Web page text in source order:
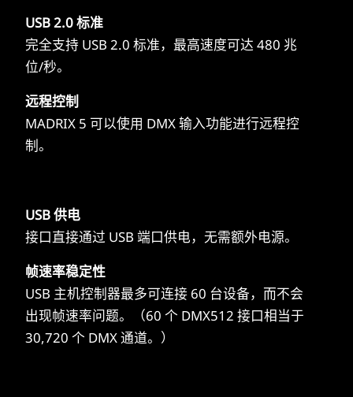
USB 2.0 标准
完全支持 USB 2.0 标准，最高速度可达 480 兆
位/秒。
远程控制
MADRIX 5 可以使用 DMX 输入功能进行远程控
制。
USB 供电
接口直接通过 USB 端口供电，无需额外电源。
帧速率稳定性
USB 主机控制器最多可连接 60 台设备，而不会
出现帧速率问题。（60 个 DMX512 接口相当于
30,720 个 DMX 通道。）